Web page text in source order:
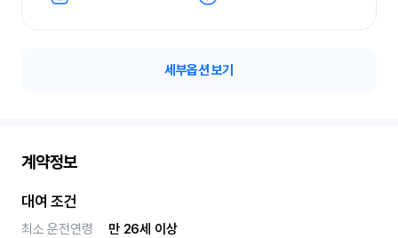
세부옵션 보기
계약정보
대여 조건
최소 운전연령
만 26세 이상